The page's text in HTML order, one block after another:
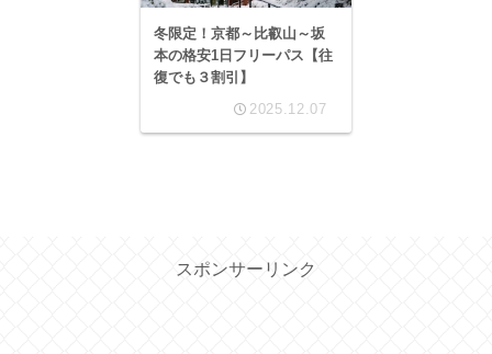
冬限定！京都～比叡山～坂
本の格安1日フリーパス【往
復でも３割引】
2025.12.07
スポンサーリンク